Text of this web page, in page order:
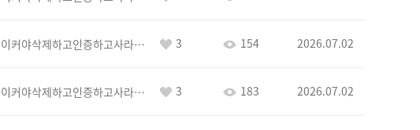
이커야삭제하고인증하고사라지거라 3 154 2026.07.02
이커야삭제하고인증하고사라지거라 3 183 2026.07.02